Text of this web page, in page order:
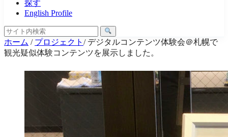
探す
English Profile
ホーム / プロジェクト / デジタルコンテンツ体験会＠札幌で
観光疑似体験コンテンツを展示しました。